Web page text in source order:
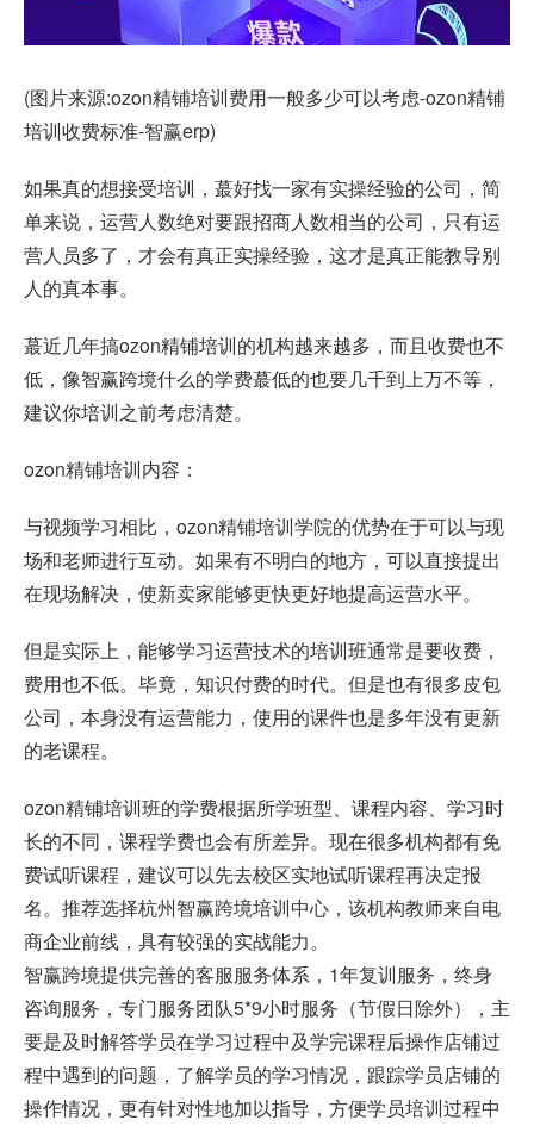
(图片来源:ozon精铺培训费用一般多少可以考虑-ozon精铺
培训收费标准-智赢erp)
如果真的想接受培训，蕞好找一家有实操经验的公司，简
单来说，运营人数绝对要跟招商人数相当的公司，只有运
营人员多了，才会有真正实操经验，这才是真正能教导别
人的真本事。
蕞近几年搞ozon精铺培训的机构越来越多，而且收费也不
低，像智赢跨境什么的学费蕞低的也要几千到上万不等，
建议你培训之前考虑清楚。
ozon精铺培训内容：
与视频学习相比，ozon精铺培训学院的优势在于可以与现
场和老师进行互动。如果有不明白的地方，可以直接提出
在现场解决，使新卖家能够更快更好地提高运营水平。
但是实际上，能够学习运营技术的培训班通常是要收费，
费用也不低。毕竟，知识付费的时代。但是也有很多皮包
公司，本身没有运营能力，使用的课件也是多年没有更新
的老课程。
ozon精铺培训班的学费根据所学班型、课程内容、学习时
长的不同，课程学费也会有所差异。现在很多机构都有免
费试听课程，建议可以先去校区实地试听课程再决定报
名。推荐选择杭州智赢跨境培训中心，该机构教师来自电
商企业前线，具有较强的实战能力。
智赢跨境提供完善的客服服务体系，1年复训服务，终身
咨询服务，专门服务团队5*9小时服务（节假日除外），主
要是及时解答学员在学习过程中及学完课程后操作店铺过
程中遇到的问题，了解学员的学习情况，跟踪学员店铺的
操作情况，更有针对性地加以指导，方便学员培训过程中